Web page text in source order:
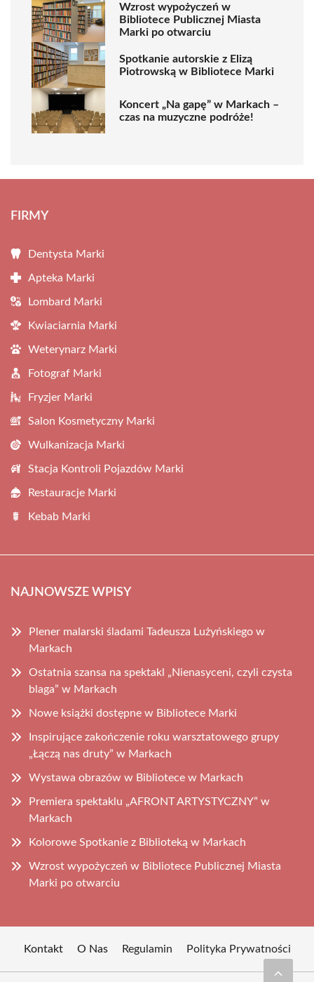
Wzrost wypożyczeń w
Bibliotece Publicznej Miasta
Marki po otwarciu
Spotkanie autorskie z Elizą
Piotrowską w Bibliotece Marki
Koncert „Na gapę” w Markach –
czas na muzyczne podróże!
FIRMY
Dentysta Marki
Apteka Marki
Lombard Marki
Kwiaciarnia Marki
Weterynarz Marki
Fotograf Marki
Fryzjer Marki
Salon Kosmetyczny Marki
Wulkanizacja Marki
Stacja Kontroli Pojazdów Marki
Restauracje Marki
Kebab Marki
NAJNOWSZE WPISY
Plener malarski śladami Tadeusza Lużyńskiego w
Markach
Ostatnia szansa na spektakl „Nienasyceni, czyli czysta
blaga” w Markach
Nowe książki dostępne w Bibliotece Marki
Inspirujące zakończenie roku warsztatowego grupy
„Łączą nas druty” w Markach
Wystawa obrazów w Bibliotece w Markach
Premiera spektaklu „AFRONT ARTYSTYCZNY” w
Markach
Kolorowe Spotkanie z Biblioteką w Markach
Wzrost wypożyczeń w Bibliotece Publicznej Miasta
Marki po otwarciu
Kontakt O Nas Regulamin Polityka Prywatności